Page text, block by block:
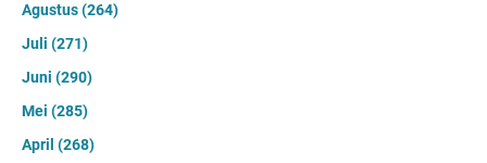
Agustus(264)
Juli (271)
Juni (290)
Mei (285)
April (268)